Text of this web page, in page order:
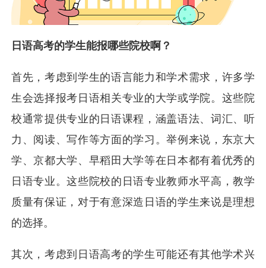
日语高考的学生能报哪些院校啊？
首先，考虑到学生的语言能力和学术需求，许多学
生会选择报考日语相关专业的大学或学院。这些院
校通常提供专业的日语课程，涵盖语法、词汇、听
力、阅读、写作等方面的学习。举例来说，东京大
学、京都大学、早稻田大学等在日本都有着优秀的
日语专业。这些院校的日语专业教师水平高，教学
质量有保证，对于有意深造日语的学生来说是理想
的选择。
其次，考虑到日语高考的学生可能还有其他学术兴